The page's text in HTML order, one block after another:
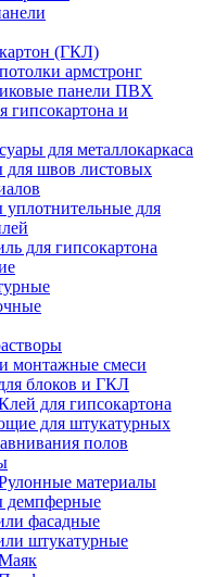
(ГКЛ)
армстронг
панели ПВХ
гипсокартона и
для металлокаркаса
для швов листовых
для
для гипсокартона
монтажные смеси
блоков и ГКЛ
для гипсокартона
для штукатурных
полов
материалы
демпферные
фасадные
штукатурные